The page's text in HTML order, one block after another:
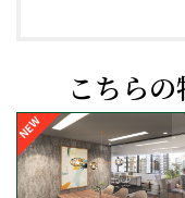
こちら
NEW